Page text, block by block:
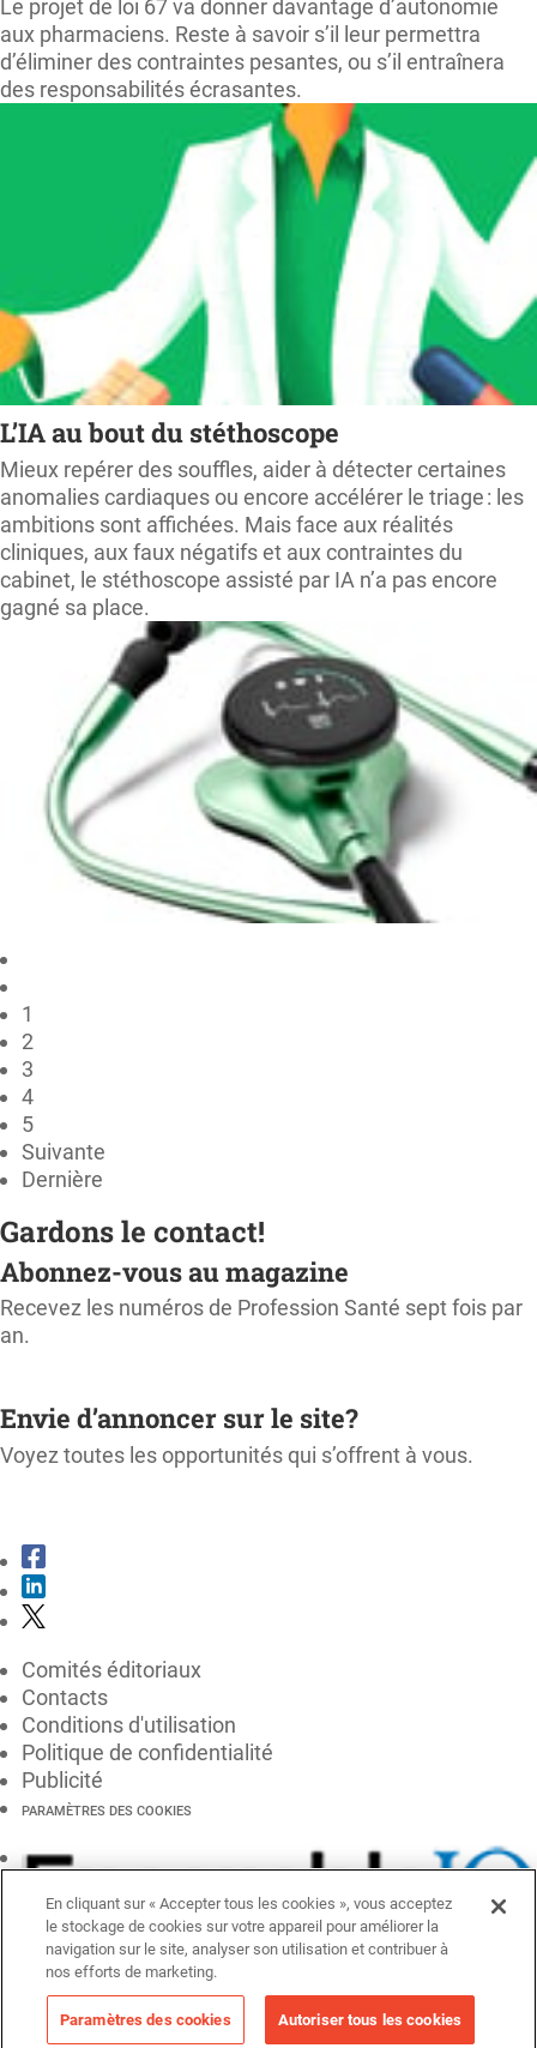
Le projet de loi 67 va donner davantage d’autonomie
aux pharmaciens. Reste à savoir s’il leur permettra
d’éliminer des contraintes pesantes, ou s’il entraînera
des responsabilités écrasantes.
L’IA au bout du stéthoscope
Mieux repérer des souffles, aider à détecter certaines
anomalies cardiaques ou encore accélérer le triage : les
ambitions sont affichées. Mais face aux réalités
cliniques, aux faux négatifs et aux contraintes du
cabinet, le stéthoscope assisté par IA n’a pas encore
gagné sa place.
1
2
3
4
5
Suivante
Dernière
Gardons le contact!
Abonnez-vous au magazine
Recevez les numéros de Profession Santé sept fois par
an.
Envie d’annoncer sur le site?
Voyez toutes les opportunités qui s’offrent à vous.
Comités éditoriaux
Contacts
Conditions d'utilisation
Politique de confidentialité
Publicité
PARAMÈTRES DES COOKIES
© EnsembleIQ 2026, tous droits réservés.
En cliquant sur « Accepter tous les cookies », vous acceptez
le stockage de cookies sur votre appareil pour améliorer la
navigation sur le site, analyser son utilisation et contribuer à
nos efforts de marketing.
Paramètres des cookies Autoriser tous les cookies